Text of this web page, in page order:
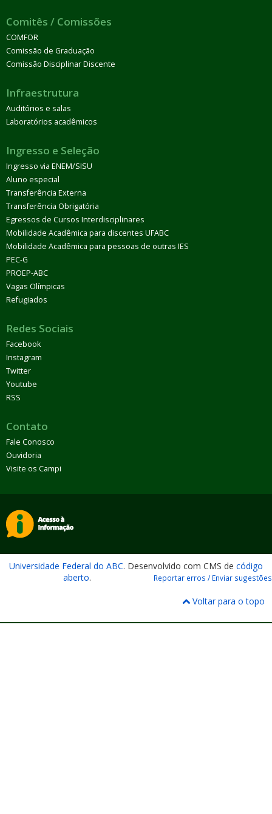
Comitês / Comissões
COMFOR
Comissão de Graduação
Comissão Disciplinar Discente
Infraestrutura
Auditórios e salas
Laboratórios acadêmicos
Ingresso e Seleção
Ingresso via ENEM/SISU
Aluno especial
Transferência Externa
Transferência Obrigatória
Egressos de Cursos Interdisciplinares
Mobilidade Acadêmica para discentes UFABC
Mobilidade Acadêmica para pessoas de outras IES
PEC-G
PROEP-ABC
Vagas Olímpicas
Refugiados
Redes Sociais
Facebook
Instagram
Twitter
Youtube
RSS
Contato
Fale Conosco
Ouvidoria
Visite os Campi
Universidade Federal do ABC. Desenvolvido com CMS de código
aberto. Reportar erros / Enviar sugestões
Voltar para o topo